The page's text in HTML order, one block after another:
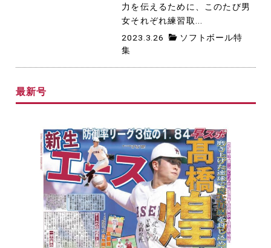
力を伝えるために、このたび男
女それぞれ練習取...
2023.3.26
ソフトボール特
集
最新号